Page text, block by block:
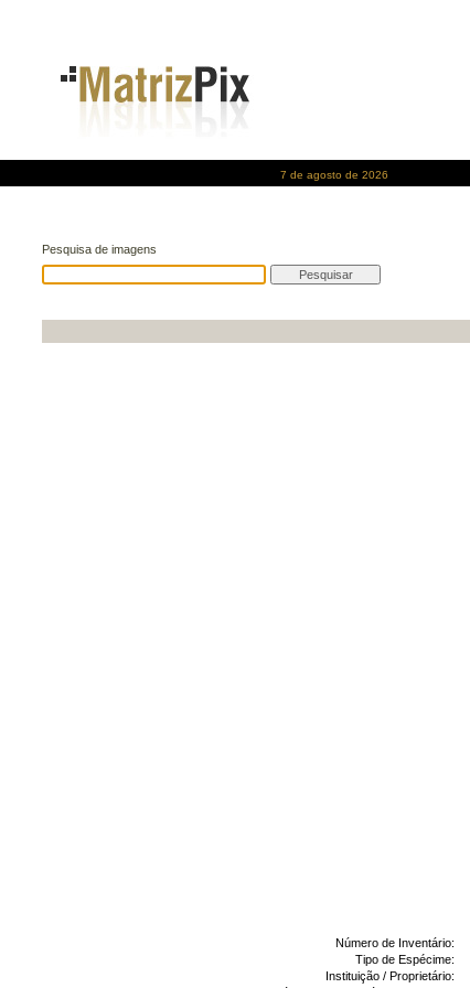
7 de agosto de 2026
Pesquisa de imagens
Número de Inventário:
Tipo de Espécime:
Instituição / Proprietário: